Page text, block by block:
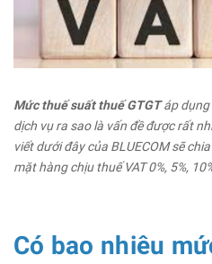
Mức thuế suất thuếGTGTáp
dịch vụ ra sao là vấn đề được rất
viết dưới đây của BLUECOM sẽ
mặt hàng chịu thuế VAT 0%, 5%,
Có bao nhiêu